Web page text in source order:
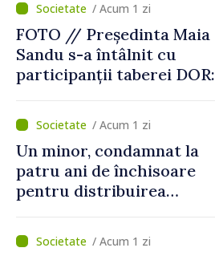
/ Acum 1 zi
FOTO // Președinta Maia
Sandu s-a întâlnit cu
participanții taberei DOR:
noastră rămâne puternică”
/ Acum 1 zi
Un minor, condamnat la
patru ani de închisoare
pentru distribuirea
/ Acum 1 zi